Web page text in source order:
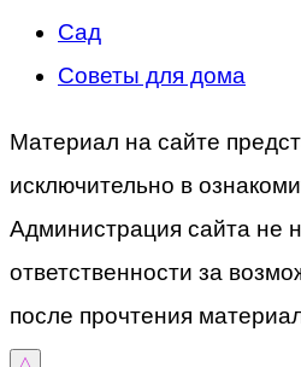
Сад
Советы для дома
Материал на сайте
исключительно в
Администрация сайта не
ответственности за
после прочтения